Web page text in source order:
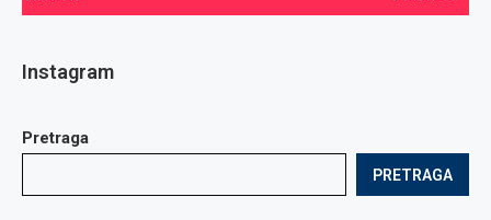
Instagram
Pretraga
PRETRAGA